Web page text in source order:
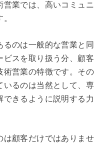
業では、高いコミュニ
のは一般的な営業と同
ビスを取り扱う分、顧客
術営業の特徴です。その
いるのは当然として、専
できるように説明する力
は顧客だけではありませ